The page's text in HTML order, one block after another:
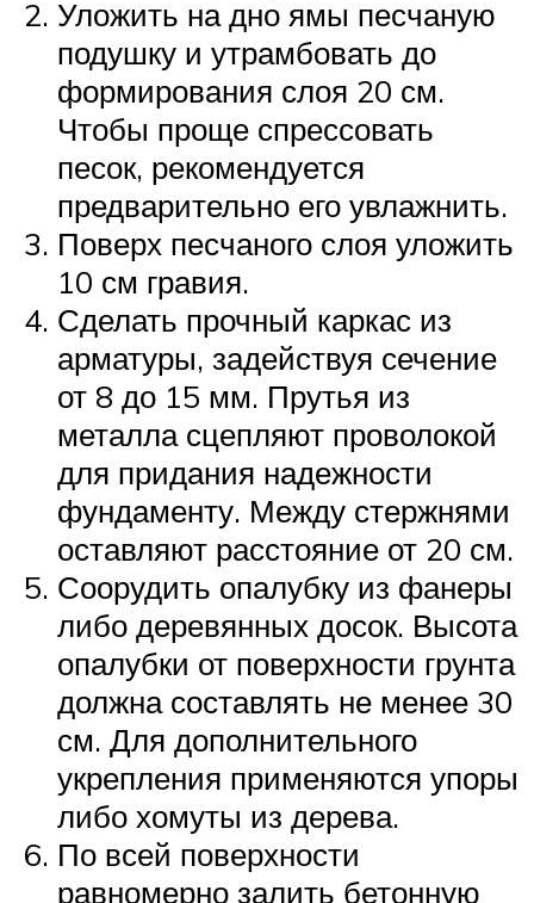
Уложить на дно ямы песчаную
подушку и утрамбовать до
формирования слоя 20 см.
Чтобы проще спрессовать
песок, рекомендуется
предварительно его увлажнить.
Поверх песчаного слоя уложить
10 см гравия.
Сделать прочный каркас из
арматуры, задействуя сечение
от 8 до 15 мм. Прутья из
металла сцепляют проволокой
для придания надежности
фундаменту. Между стержнями
оставляют расстояние от 20 см.
Соорудить опалубку из фанеры
либо деревянных досок. Высота
опалубки от поверхности грунта
должна составлять не менее 30
см. Для дополнительного
укрепления применяются упоры
либо хомуты из дерева.
По всей поверхности
равномерно залить бетонную